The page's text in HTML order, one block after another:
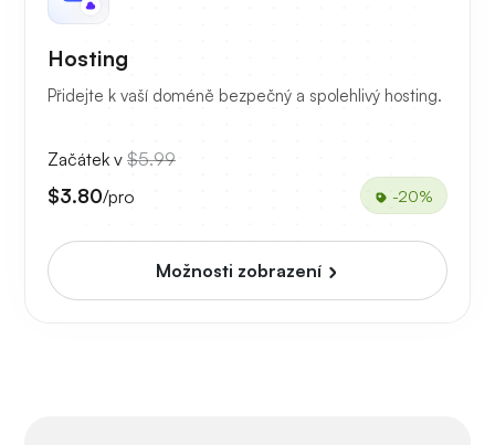
Hosting
Přidejte k vaší doméně bezpečný a spolehlivý hosting.
Začátek v $5.99
$3.80/pro -20%
Možnosti zobrazení